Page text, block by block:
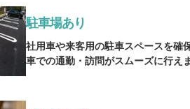
駐車場あり
社用車や来客用の駐車スペースを確
車での通勤・訪問がスムーズに行え